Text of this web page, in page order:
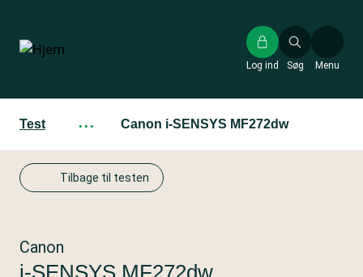
hovedindhold
Søg
Log ind Menu
Test ··· Canon i-SENSYS MF272dw
Tilbage til testen
Canon
i-SENSYS MF272dw